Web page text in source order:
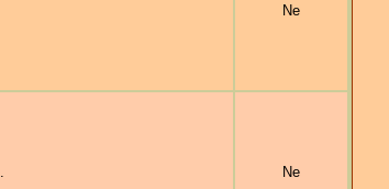
Ne
Ne